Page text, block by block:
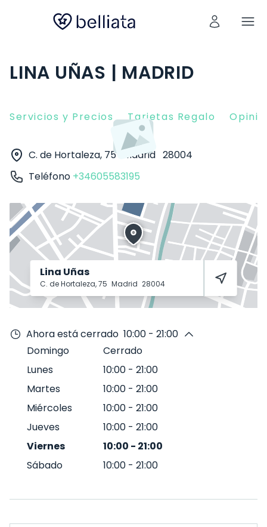
LINA UÑAS | MADRID
Servicios y Precios Tarjetas Regalo
C. de Hortaleza, 75 Madrid 28004
Teléfono +34605583195
Lina Uñas
C. de Hortaleza, 75 Madrid 28004
Ahora está cerrado 10:00 - 21:00
Domingo
Cerrado
Lunes
10:00 - 21:00
Martes
10:00 - 21:00
Miércoles
10:00 - 21:00
Jueves
10:00 - 21:00
Viernes
10:00 - 21:00
Sábado
10:00 - 21:00